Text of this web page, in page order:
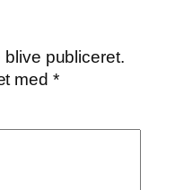
publiceret.
med *